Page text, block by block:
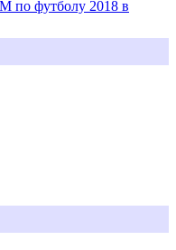
по футболу 2018 в